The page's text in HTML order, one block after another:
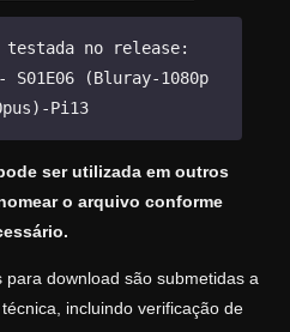
testada no release:
S01E06 (Bluray-1080p
Pi13
ser utilizada em outros
o arquivo conforme
download são submetidas a
incluindo verificação de